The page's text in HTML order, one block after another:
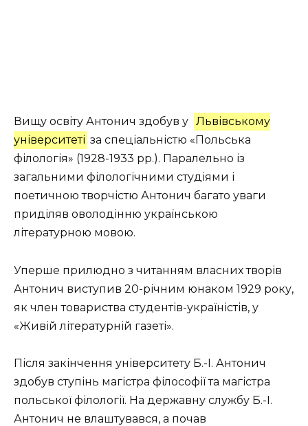
Вищу освіту Антонич здобув у Львівському
університеті за спеціальністю «Польська
філологія» (1928-1933 рр.). Паралельно із
загальними філологічними студіями і
поетичною творчістю Антонич багато уваги
приділяв оволодінню українською
літературною мовою.
Уперше прилюдно з читанням власних творів
Антонич виступив 20-річним юнаком 1929 року,
як член товариства студентів-україністів, у
«Живій літературній газеті».
Після закінчення університету Б.-І. Антонич
здобув ступінь магістра філософії та магістра
польської філології. На державну службу Б.-І.
Антонич не влаштувався, а почав